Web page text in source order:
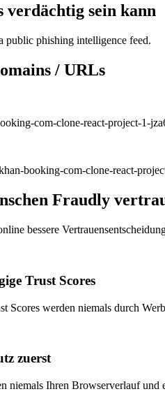
verdächtig sein kann
public phishing intelligence feed.
/ URLs
com-clone-react-project-1-
booking-com-clone-react-
Fraudly
bessere
Trust Scores
Scores werden niemals durch
zuerst
niemals Ihren Browserverlauf und